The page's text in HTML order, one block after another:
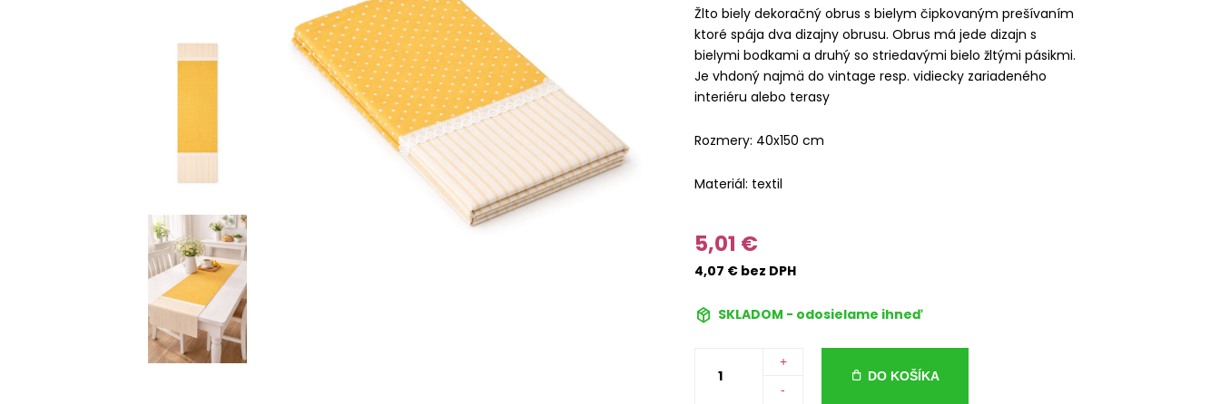
Žlto biely dekoračný obrus s bielym čipkovaným prešívaním
ktoré spája dva dizajny obrusu. Obrus má jede dizajn s
bielymi bodkami a druhý so striedavými bielo žltými pásikmi.
Je vhdoný najmä do vintage resp. vidiecky zariadeného
interiéru alebo terasy
Rozmery: 40x150 cm
Materiál: textil
5,01 €
4,07 € bez DPH
SKLADOM - odosielame ihneď
+
-
DO KOŠÍKA